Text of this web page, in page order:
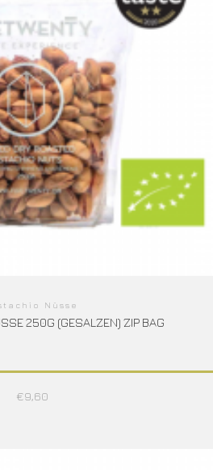
Nüsse
250G (GESALZEN) ZIP BAG
€9,60